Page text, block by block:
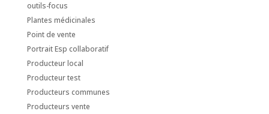
outils-focus
Plantes médicinales
Point de vente
Portrait Esp collaboratif
Producteur local
Producteur test
Producteurs communes
Producteurs vente